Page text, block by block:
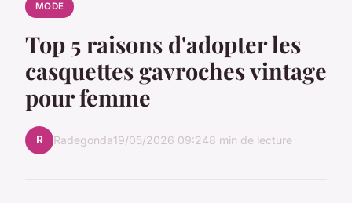
MODE
Top 5 raisons d'adopter les
casquettes gavroches vintage
pour femme
R Radegonda19/05/2026 09:248 min de lecture